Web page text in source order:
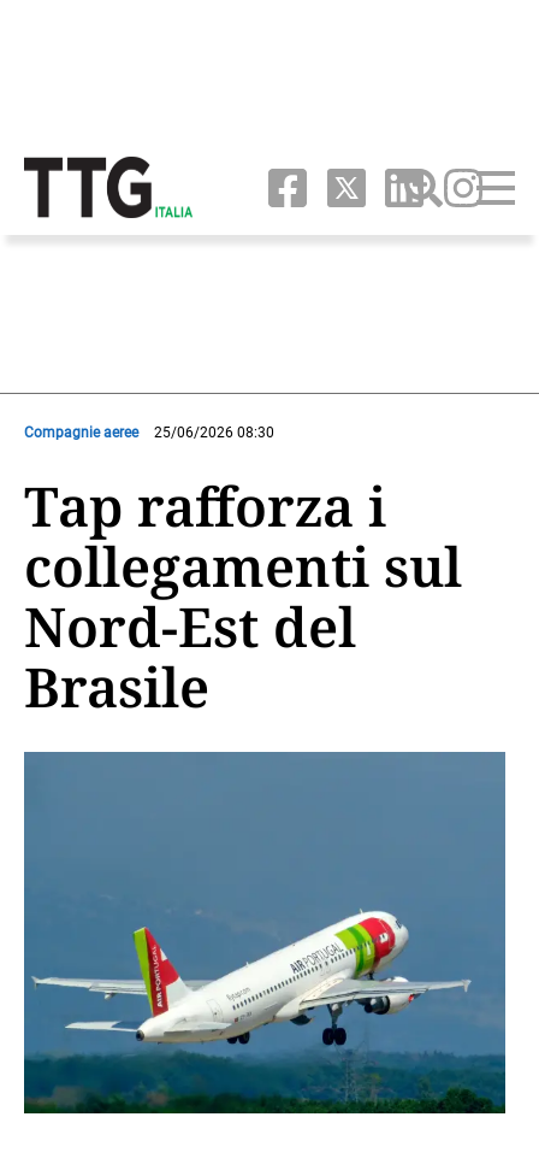
Compagnie aeree 25/06/2026 08:30
Tap rafforza i
collegamenti sul
Nord-Est del
Brasile